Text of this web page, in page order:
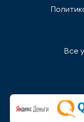
Все